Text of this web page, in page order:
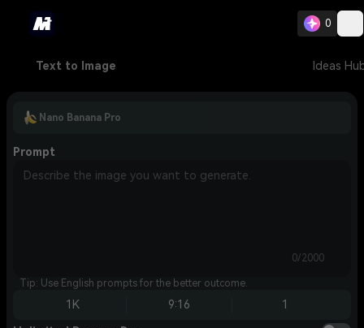
0
Text to Image Ideas
Nano Banana Pro
Prompt
0/2000
Tip: Use English prompts for the better outcome.
1K 9:16 1